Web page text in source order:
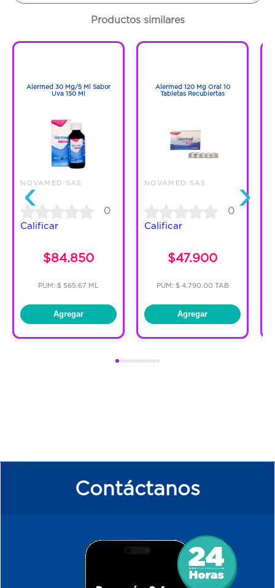
30 Tabletas
Código:1293634
Productos similares
‹
Alermed 30 Mg/5 Ml Sabor
Uva 150 Ml
NOVAMED SAS
0
Calificar
$84.850
PUM: $ 565.67 ML
Agregar
Alermed 120 Mg Oral 10
Tabletas Recubiertas
NOVAMED SAS
0
Calificar
$47.900
PUM: $ 4,790.00 TAB
Agregar
›
Contáctanos